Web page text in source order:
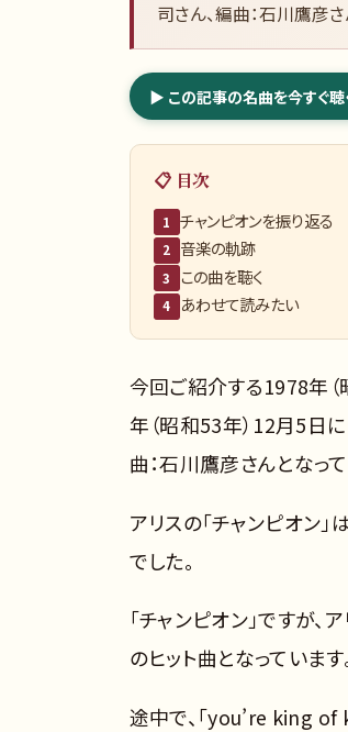
司さん、編曲：石川鷹彦
▶ この記事の名曲を今すぐ聴く
📋 目次
1 チャンピオンを振り返る
2 音楽の軌跡
3 この曲を聴く
4 あわせて読みたい
今回ご紹介する1978年（
年（昭和53年）12月5日
曲：石川鷹彦さんとなって
アリスの「チャンピオン」
でした。
「チャンピオン」ですが
のヒット曲となっています
途中で、「you’re king of